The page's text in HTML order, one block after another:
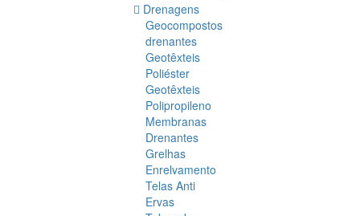
Drenagens
Geocompostos
drenantes
Geotêxteis
Poliéster
Geotêxteis
Polipropileno
Membranas
Drenantes
Grelhas
Enrelvamento
Telas Anti
Ervas